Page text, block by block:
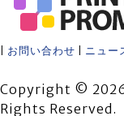
お問い合わせ ニュー
Copyright © 2026
Rights Reserved.